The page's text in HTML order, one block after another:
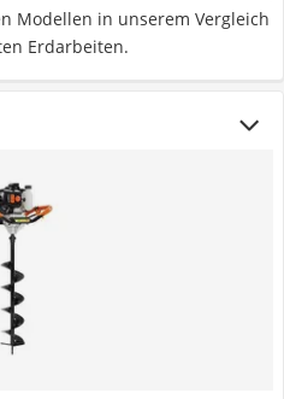
Modellen in unserem Vergleich
Erdarbeiten.